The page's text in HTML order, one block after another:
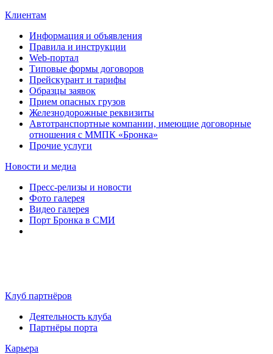
Клиентам
Информация и объявления
Правила и инструкции
Web-портал
Типовые формы договоров
Прейскурант и тарифы
Образцы заявок
Прием опасных грузов
Железнодорожные реквизиты
Автотранспортные компании, имеющие договорные
отношения с ММПК «Бронка»
Прочие услуги
Новости и медиа
Пресс-релизы и новости
Фото галерея
Видео галерея
Порт Бронка в СМИ
Клуб партнёров
Деятельность клуба
Партнёры порта
Карьера